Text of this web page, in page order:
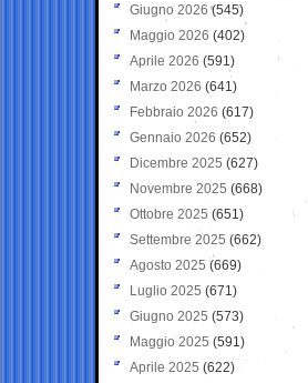
Giugno 2026 (545)
Maggio 2026 (402)
Aprile 2026 (591)
Marzo 2026 (641)
Febbraio 2026 (617)
Gennaio 2026 (652)
Dicembre 2025 (627)
Novembre 2025 (668)
Ottobre 2025 (651)
Settembre 2025 (662)
Agosto 2025 (669)
Luglio 2025 (671)
Giugno 2025 (573)
Maggio 2025 (591)
Aprile 2025 (622)